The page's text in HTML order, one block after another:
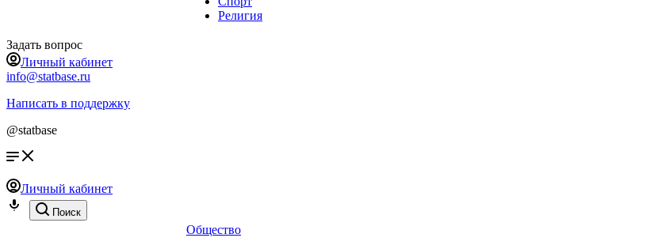
Религия
Задать вопрос
Личный кабинет
info@statbase.ru
Написать в поддержку
@statbase
Личный кабинет
Поиск
Общество